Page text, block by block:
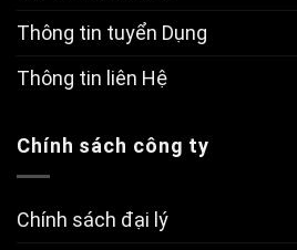
Thông tin tuyển Dụng
Thông tin liên Hệ
Chính sách công ty
Chính sách đại lý